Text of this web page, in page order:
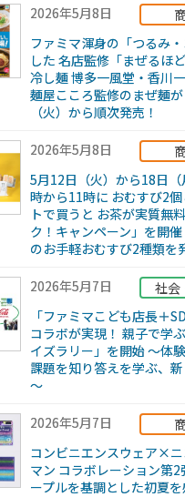
2026年5月8日
ファミマ渾身の「つるみ
した 名店監修「まぜるほ
冷し麺 博多一風堂・香川
麺屋こころ監修のまぜ麺
（火）から順次発売！
2026年5月8日
5月12日（火）から18日
時から11時に おむすび2
トで買うと お茶が実質無
ク！キャンペーン」を開
のお手軽おむすび2種類を
2026年5月7日
社会
「ファミマこども店長＋
コラボが実現！ 親子で学
イズラリー」を開始 ～体
課題を知り答えを学ぶ、
～
2026年5月7日
コンビニエンスウェア×
マン コラボレーション第
ープルを基調とした初夏